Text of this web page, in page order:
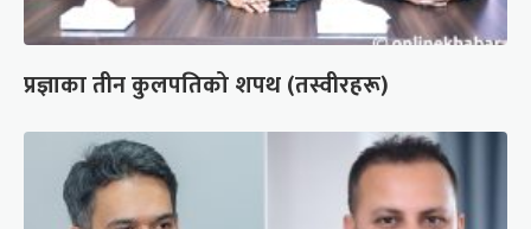
प्रज्ञाका तीन कुलपतिको शपथ (तस्वीरहरू)